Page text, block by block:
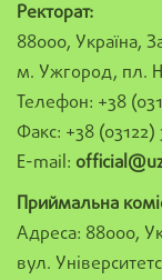
Ректорат:
88000, Україна,
м. Ужгород, пл.
Телефон: +38
Факс: +38
E-mail:
Приймальна
Адреса: 88000,
вул.